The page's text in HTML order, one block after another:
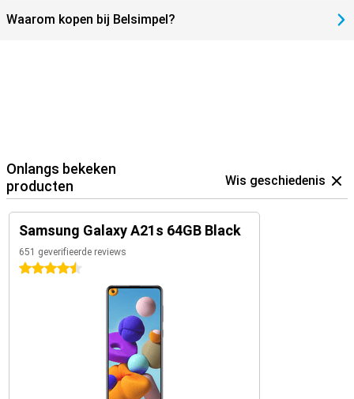
Waarom kopen bij Belsimpel?
Onlangs bekeken
producten
Wis geschiedenis
Samsung Galaxy A21s 64GB Black
651 geverifieerde reviews
4.5 sterren